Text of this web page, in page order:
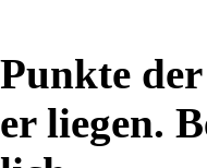
liegen.